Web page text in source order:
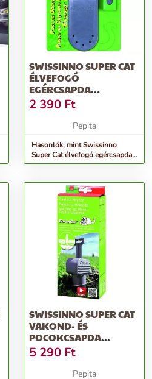
SWISSINNO SUPER CAT
ÉLVEFOGÓ
EGÉRCSAPDA
CSALÉTEKKEL
2 390 Ft
Pepita
Hasonlók, mint Swissinno
Super Cat élvefogó egércsapda
csalétekkel
SWISSINNO SUPER CAT
VAKOND- ÉS
POCOKCSAPDA
GUILLOTINE
5 290 Ft
Pepita